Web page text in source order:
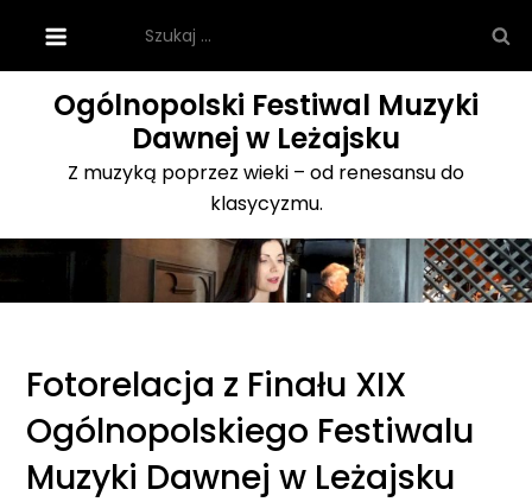
content
Ogólnopolski Festiwal Muzyki
Dawnej w Leżajsku
Z muzyką poprzez wieki – od renesansu do
klasycyzmu.
Fotorelacja z Finału XIX
Ogólnopolskiego Festiwalu
Muzyki Dawnej w Leżajsku